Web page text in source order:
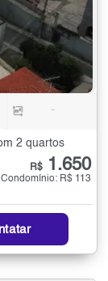
-
2 quartos
R$ 1.650
Condomínio: R$ 113